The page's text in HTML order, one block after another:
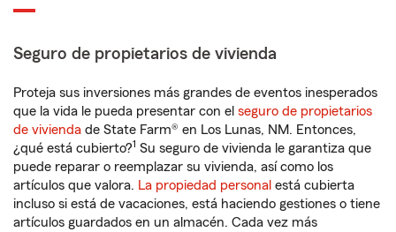
Seguro de propietarios de vivienda
Proteja sus inversiones más grandes de eventos inesperados
que la vida le pueda presentar con el seguro de propietarios
de vivienda de State Farm® en Los Lunas, NM. Entonces,
¿qué está cubierto?1 Su seguro de vivienda le garantiza que
puede reparar o reemplazar su vivienda, así como los
artículos que valora. La propiedad personal está cubierta
incluso si está de vacaciones, está haciendo gestiones o tiene
artículos guardados en un almacén. Cada vez más